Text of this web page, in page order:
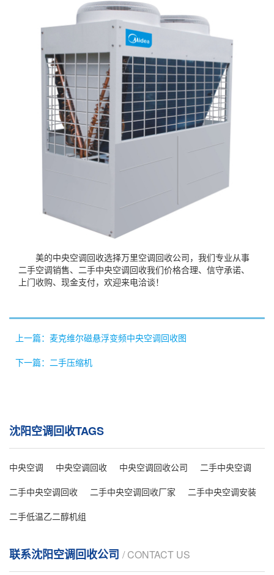
美的中央空调回收选择万里空调回收公司，我们专业从事
二手空调销售、二手中央空调回收我们价格合理、信守承诺、
上门收购、现金支付，欢迎来电洽谈！
上一篇：麦克维尔磁悬浮变频中央空调回收图
下一篇：二手压缩机
沈阳空调回收TAGS
中央空调 中央空调回收 中央空调回收公司
二手中央空调
二手中央空调回收
二手中央空调回收厂家
二手中央空调安装
二手低温乙二醇机组
联系沈阳空调回收公司 / CONTACT US